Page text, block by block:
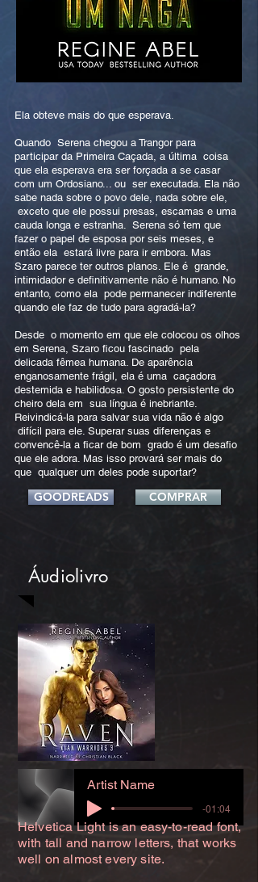
Ela obteve mais do que esperava.
Quando Serena chegou a Trangor para
participar da Primeira Caçada, a última coisa
que ela esperava era ser forçada a se casar
com um Ordosiano... ou ser executada. Ela não
sabe nada sobre o povo dele, nada sobre ele,
exceto que ele possui presas, escamas e uma
cauda longa e estranha. Serena só tem que
fazer o papel de esposa por seis meses, e
então ela estará livre para ir embora. Mas
Szaro parece ter outros planos. Ele é grande,
intimidador e definitivamente não é humano. No
entanto, como ela pode permanecer indiferente
quando ele faz de tudo para agradá-la?
Desde o momento em que ele colocou os olhos
em Serena, Szaro ficou fascinado pela
delicada fêmea humana. De aparência
enganosamente frágil, ela é uma caçadora
destemida e habilidosa. O gosto persistente do
cheiro dela em sua língua é inebriante.
Reivindicá-la para salvar sua vida não é algo
difícil para ele. Superar suas diferenças e
convencê-la a ficar de bom grado é um desafio
que ele adora. Mas isso provará ser mais do
que qualquer um deles pode suportar?
GOODREADS COMPRAR
Áudiolivro
Artist Name
-01:04
Helvetica Light is an easy-to-read font,
with tall and narrow letters, that works
well on almost every site.